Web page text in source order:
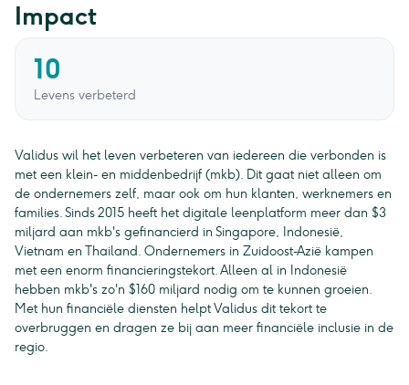
Impact
10
Levens verbeterd
Validus wil het leven verbeteren van iedereen die verbonden is
met een klein- en middenbedrijf (mkb). Dit gaat niet alleen om
de ondernemers zelf, maar ook om hun klanten, werknemers en
families. Sinds 2015 heeft het digitale leenplatform meer dan $3
miljard aan mkb's gefinancierd in Singapore, Indonesië,
Vietnam en Thailand. Ondernemers in Zuidoost-Azië kampen
met een enorm financieringstekort. Alleen al in Indonesië
hebben mkb's zo'n $160 miljard nodig om te kunnen groeien.
Met hun financiële diensten helpt Validus dit tekort te
overbruggen en dragen ze bij aan meer financiële inclusie in de
regio.